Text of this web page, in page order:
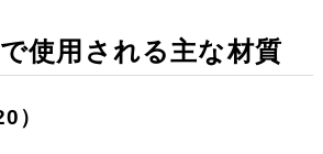
使用される主な材質
）